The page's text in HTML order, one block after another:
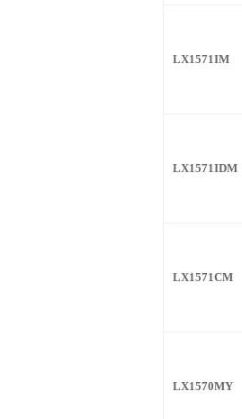
LX1571IM
LX1571IDM
LX1571CM
LX1570MY